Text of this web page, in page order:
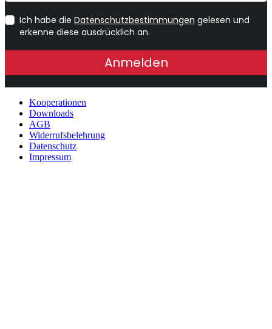
Ich habe die Datenschutzbestimmungen gelesen und
erkenne diese ausdrücklich an.
Anmelden
Kooperationen
Downloads
AGB
Widerrufsbelehrung
Datenschutz
Impressum